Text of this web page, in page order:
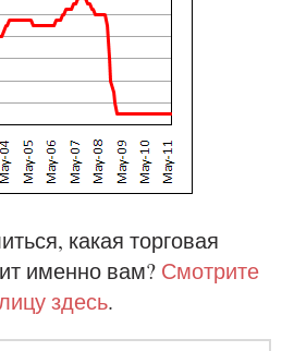
какая торговая
именно вам? Смотрите
здесь.